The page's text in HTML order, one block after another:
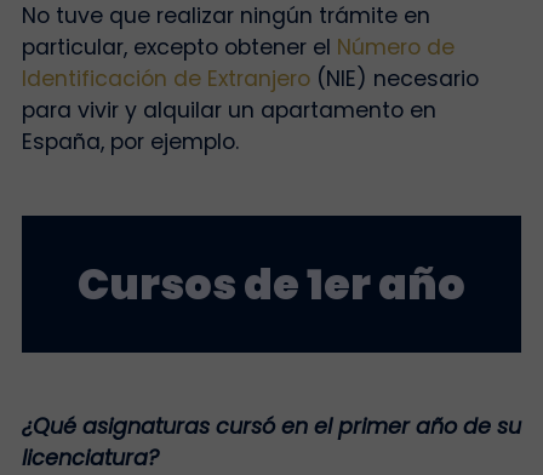
No tuve que realizar ningún trámite en
particular, excepto obtener el Número de
Identificación de Extranjero(NIE) necesario
para vivir y alquilar un apartamento en
España, por ejemplo.
Cursos de 1er año
¿Qué asignaturas cursó en el primer año de su
licenciatura?